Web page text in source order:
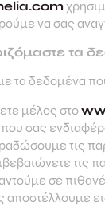
να σας
τα
τα δεδομένα
μέλος στο
που σας
τις
τις
σε
αποστέλλουμε